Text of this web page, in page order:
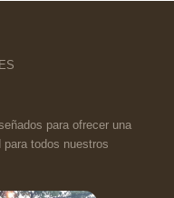
para ofrecer una
todos nuestros